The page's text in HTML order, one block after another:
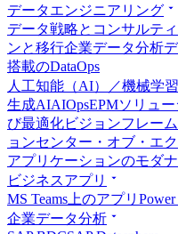
データエンジニアリング
データ戦略とコンサルテ
ンと移行企業データ分析
搭載のDataOps
人工知能（AI）／機械学習
生成AIAIOpsEPMソリュ
び最適化ビジョンフレー
ョンセンター・オブ・エ
アプリケーションのモダ
ビジネスアプリ
MS Teams上のアプリ
企業データ分析